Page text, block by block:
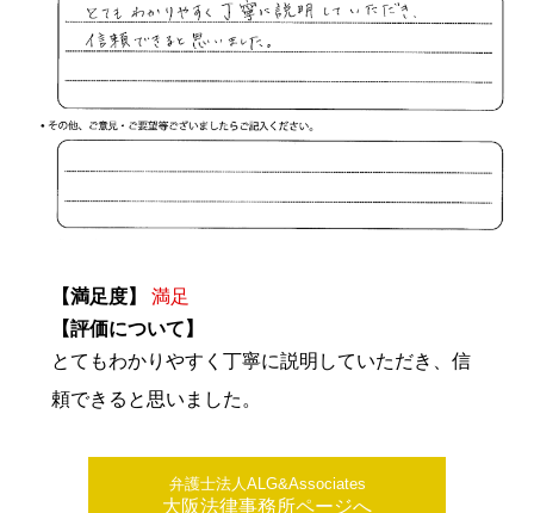
【満足度】
満足
【評価について】
とてもわかりやすく丁寧に説明していただき、信
頼できると思いました。
弁護士法人ALG&Associates
大阪法律事務所ページへ